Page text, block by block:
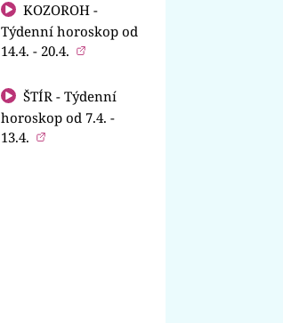
KOZOROH -
Týdenní horoskop od
14.4. - 20.4.
ŠTÍR - Týdenní
horoskop od 7.4. -
13.4.